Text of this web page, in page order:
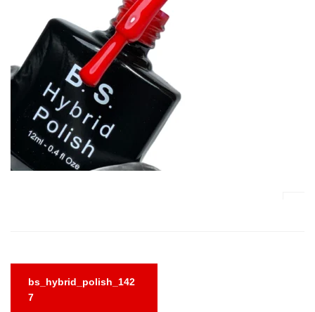
άρθρων
bs_hybrid_polish_142
7